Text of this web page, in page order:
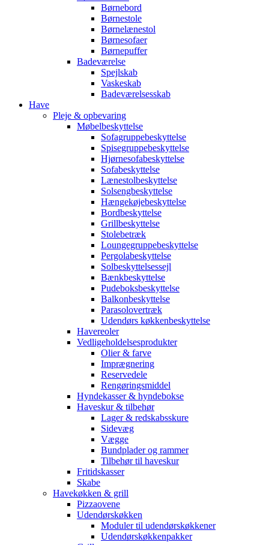
Børnebord
Børnestole
Børnelænestol
Børnesofaer
Børnepuffer
Badeværelse
Spejlskab
Vaskeskab
Badeværelsesskab
Have
Pleje & opbevaring
Møbelbeskyttelse
Sofagruppebeskyttelse
Spisegruppebeskyttelse
Hjørnesofabeskyttelse
Sofabeskyttelse
Lænestolbeskyttelse
Solsengbeskyttelse
Hængekøjebeskyttelse
Bordbeskyttelse
Grillbeskyttelse
Stolebetræk
Loungegruppebeskyttelse
Pergolabeskyttelse
Solbeskyttelsessejl
Bænkbeskyttelse
Pudeboksbeskyttelse
Balkonbeskyttelse
Parasolovertræk
Udendørs køkkenbeskyttelse
Havereoler
Vedligeholdelsesprodukter
Olier & farve
Imprægnering
Reservedele
Rengøringsmiddel
Hyndekasser & hyndebokse
Haveskur & tilbehør
Lager & redskabsskure
Sidevæg
Vægge
Bundplader og rammer
Tilbehør til haveskur
Fritidskasser
Skabe
Havekøkken & grill
Pizzaovene
Udendørskøkken
Moduler til udendørskøkkener
Udendørskøkkenpakker